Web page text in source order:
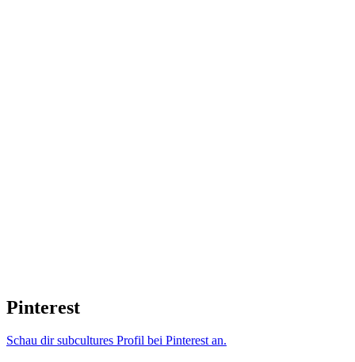
Pinterest
Schau dir subcultures Profil bei Pinterest an.